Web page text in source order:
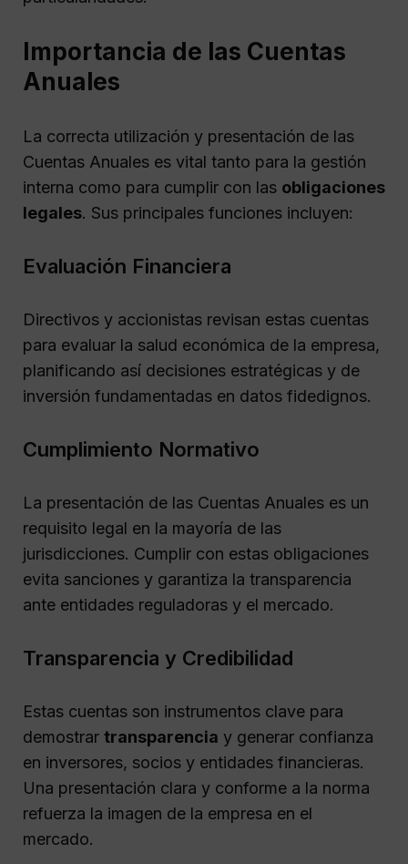
Importancia de las Cuentas
Anuales
La correcta utilización y presentación de las
Cuentas Anuales es vital tanto para la gestión
interna como para cumplir con las obligaciones
legales. Sus principales funciones incluyen:
Evaluación Financiera
Directivos y accionistas revisan estas cuentas
para evaluar la salud económica de la empresa,
planificando así decisiones estratégicas y de
inversión fundamentadas en datos fidedignos.
Cumplimiento Normativo
La presentación de las Cuentas Anuales es un
requisito legal en la mayoría de las
jurisdicciones. Cumplir con estas obligaciones
evita sanciones y garantiza la transparencia
ante entidades reguladoras y el mercado.
Transparencia y Credibilidad
Estas cuentas son instrumentos clave para
demostrar transparencia y generar confianza
en inversores, socios y entidades financieras.
Una presentación clara y conforme a la norma
refuerza la imagen de la empresa en el
mercado.